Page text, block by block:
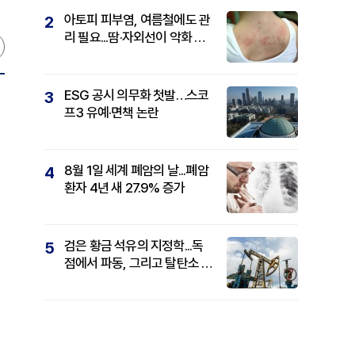
2
아토피 피부염, 여름철에도 관
리 필요...땀·자외선이 악화 요
3
ESG 공시 의무화 첫발…스코
프3 유예·면책 논란
4
8월 1일 세계 폐암의 날...폐암
환자 4년 새 27.9% 증가
5
검은 황금 석유의 지정학...독
점에서 파동, 그리고 탈탄소 패